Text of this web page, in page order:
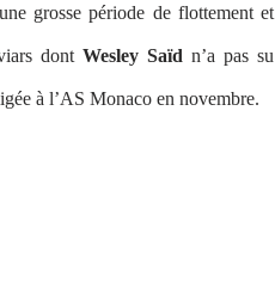
grosse période de flottement et
dontWesley Saïd n’a pas su
à l’AS Monaco en novembre.